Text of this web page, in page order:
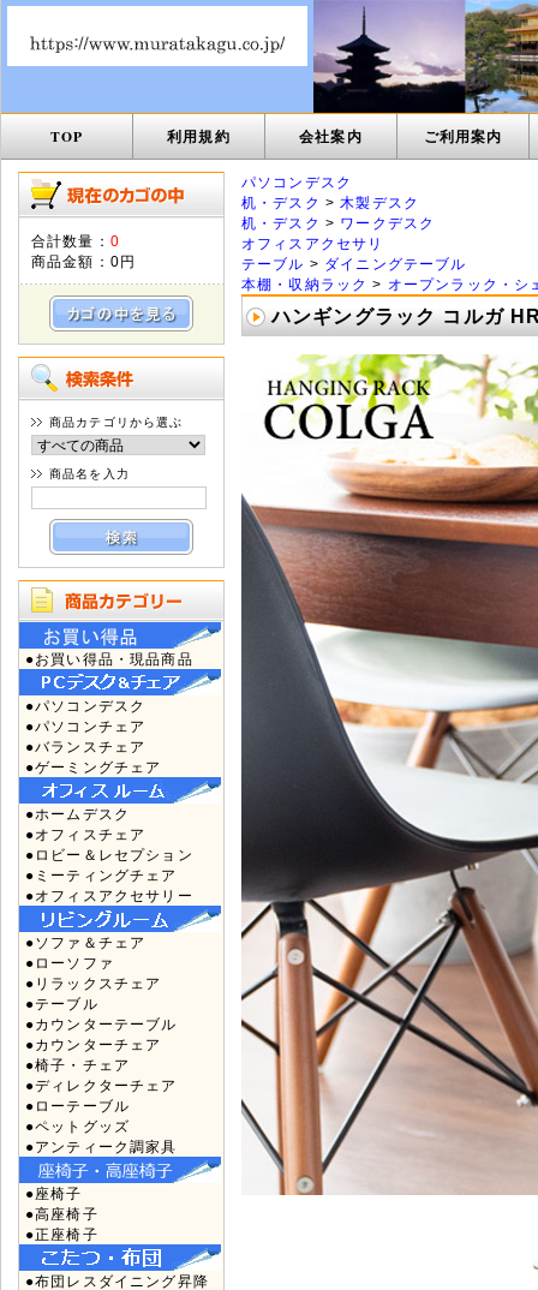
TOP 利用規約 会社案内 ご利用案内
合計数量： 0
商品金額： 0円
商品カテゴリから選ぶ
商品名を入力
●お買い得品・現品商品
●パソコンデスク
●パソコンチェア
●バランスチェア
●ゲーミングチェア
●ホームデスク
●オフィスチェア
●ロビー＆レセプション
●ミーティングチェア
●オフィスアクセサリー
●ソファ＆チェア
●ローソファ
●リラックスチェア
●テーブル
●カウンターテーブル
●カウンターチェア
●椅子・チェア
●ディレクターチェア
●ローテーブル
●ペットグッズ
●アンティーク調家具
●座椅子
●高座椅子
●正座椅子
●布団レスダイニング昇降
パソコンデスク
机・デスク > 木製デスク
机・デスク > ワークデスク
オフィスアクセサリ
テーブル > ダイニングテーブル
本棚・収納ラック > オープンラック・シ
ハンギングラック コルガ